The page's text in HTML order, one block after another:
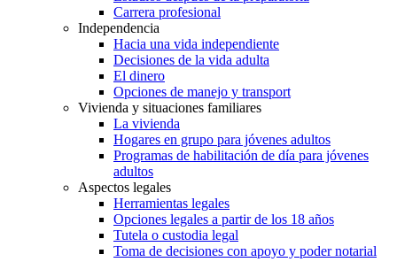
Carrera profesional
Independencia
Hacia una vida independiente
Decisiones de la vida adulta
El dinero
Opciones de manejo y transport
Vivienda y situaciones familiares
La vivienda
Hogares en grupo para jóvenes adultos
Programas de habilitación de día para jóvenes
adultos
Aspectos legales
Herramientas legales
Opciones legales a partir de los 18 años
Tutela o custodia legal
Toma de decisiones con apoyo y poder notarial